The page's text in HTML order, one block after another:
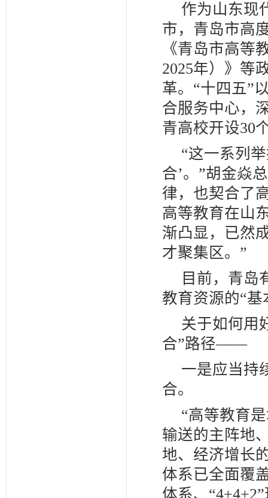
作为山东现
市，青岛市高
《青岛市高等
2025年）》等
革。“十四五”
合服务中心，
青高校开设30
“这一系列
合’。”胡金焱
律，也契合了
高等教育在山
渐凸显，已然
才聚集区。”
目前，青岛
教育资源的“基
关于如何用
合”路径——
一是应当持
合。
“高等教育
输送的主阵地
地、经济增长
体系已全面覆
体系、